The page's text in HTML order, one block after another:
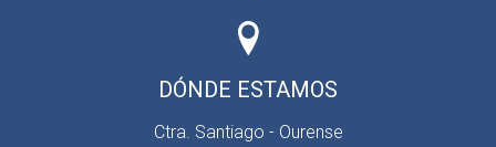
DÓNDE ESTAMOS
Ctra. Santiago - Ourense